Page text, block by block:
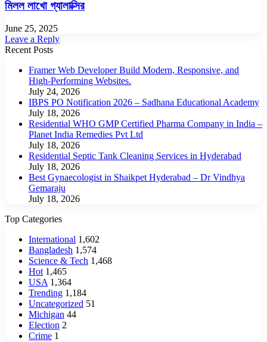
মিলল লাখো গ্যালাক্সির
June 25, 2025
Leave a Reply
Recent Posts
Framer Web Developer Build Modern, Responsive, and
High-Performing Websites.
July 24, 2026
IBPS PO Notification 2026 – Sadhana Educational Academy
July 18, 2026
Residential WHO GMP Certified Pharma Company in India –
Planet India Remedies Pvt Ltd
July 18, 2026
Residential Septic Tank Cleaning Services in Hyderabad
July 18, 2026
Best Gynaecologist in Shaikpet Hyderabad – Dr Vindhya
Gemaraju
July 18, 2026
Top Categories
International 1,602
Bangladesh 1,574
Science & Tech 1,468
Hot 1,465
USA 1,364
Trending 1,184
Uncategorized 51
Michigan 44
Election 2
Crime 1